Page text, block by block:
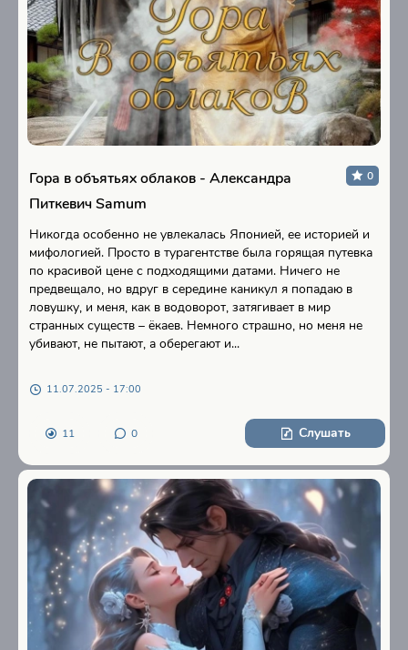
Гора в объятьях облаков - Александра
Питкевич Samum
0
Никогда особенно не увлекалась Японией, ее историей и
мифологией. Просто в турагентстве была горящая путевка
по красивой цене с подходящими датами. Ничего не
предвещало, но вдруг в середине каникул я попадаю в
ловушку, и меня, как в водоворот, затягивает в мир
странных существ – ёкаев. Немного страшно, но меня не
убивают, не пытают, а оберегают и...
11.07.2025 - 17:00
11 0 Слушать